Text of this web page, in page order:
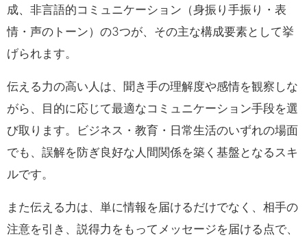
成、非言語的コミュニケーション（身振り手振り・表
情・声のトーン）の3つが、その主な構成要素として挙
げられます。
伝える力の高い人は、聞き手の理解度や感情を観察しな
がら、目的に応じて最適なコミュニケーション手段を選
び取ります。ビジネス・教育・日常生活のいずれの場面
でも、誤解を防ぎ良好な人間関係を築く基盤となるスキ
ルです。
また伝える力は、単に情報を届けるだけでなく、相手の
注意を引き、説得力をもってメッセージを届ける点で、